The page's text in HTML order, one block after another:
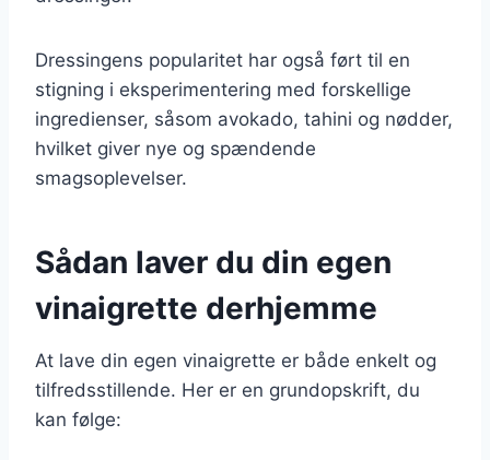
Dressingens popularitet har også ført til en
stigning i eksperimentering med forskellige
ingredienser, såsom avokado, tahini og nødder,
hvilket giver nye og spændende
smagsoplevelser.
Sådan laver du din egen
vinaigrette derhjemme
At lave din egen vinaigrette er både enkelt og
tilfredsstillende. Her er en grundopskrift, du
kan følge: